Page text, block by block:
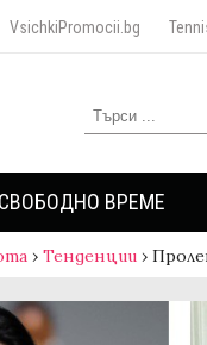
VsichkiPromocii.bg
СВОБОДНО ВРЕМЕ
› Тенденции ›